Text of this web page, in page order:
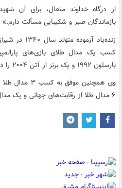
از درگاه خداوند متعال، برای آن
بازماندگان صبر و شکیبایی مسألت دارم.»
زنده‌یاد
بارسلون ۱۹۹۲ و یک برنز از آتن ۲۰۰۴ را دارد.
۶ مدال طلا از رقابت‌های جهانی و یک مدال طلای منطقه‌ای شده بود.